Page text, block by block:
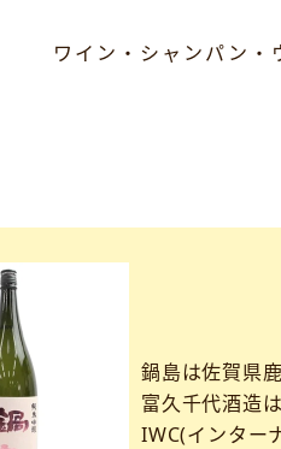
ワイン・シャンパン
鍋島は佐賀県
富久千代酒造
IWC(インター